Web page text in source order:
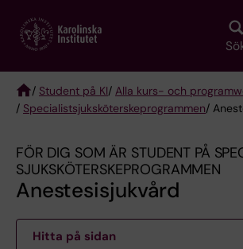
main
Breadcrumb
/ Student på KI/ Alla kurs- och
/ Specialist­sjuksköterske­programmen/
FÖR DIG SOM ÄR STUDENT PÅ
SJUKSKÖTERSKE­PROGRAMMEN
Anestesisjukvård
Hitta på sidan